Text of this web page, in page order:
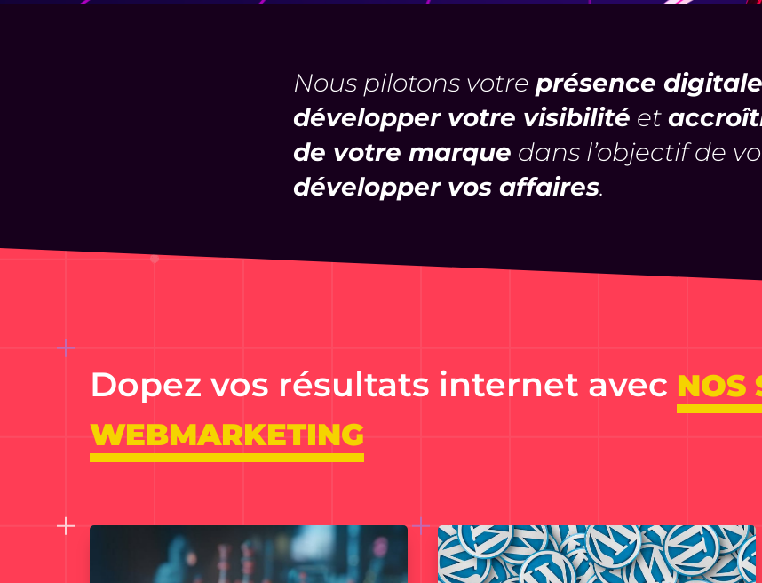
Nous pilotons votre présence digitale
développer votre visibilité et
de votre marque dans l’objectif de
développer vos affaires.
Dopez vos résultats internet avec NOS
WEBMARKETING